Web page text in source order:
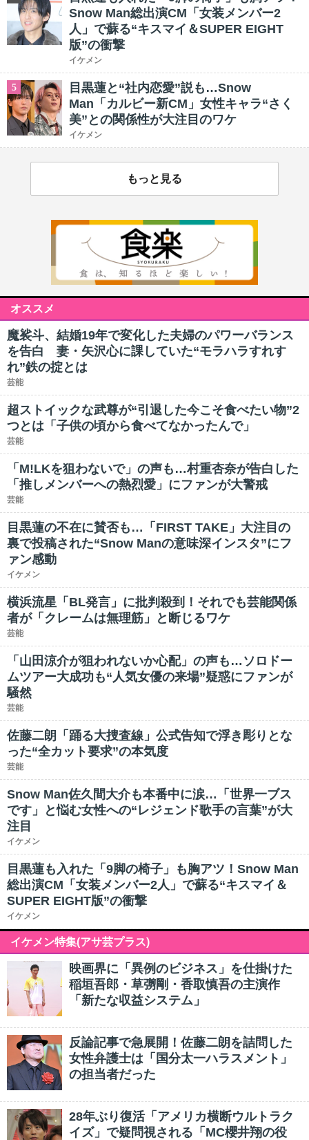
Snow Man総出演CM「女装メンバー2
人」で蘇る“キスマイ＆SUPER EIGHT
版”の衝撃
イケメン
5
目黒蓮と“社内恋愛”説も…Snow
Man「カルビー新CM」女性キャラ“さく
美”との関係性が大注目のワケ
イケメン
もっと見る
オススメ
魔裟斗、結婚19年で変化した夫婦のパワーバランス
を告白 妻・矢沢心に課していた“モラハラすれす
れ”鉄の掟とは
芸能
超ストイックな武尊が“引退した今こそ食べたい物”2
つとは「子供の頃から食べてなかったんで」
芸能
「M!LKを狙わないで」の声も…村重杏奈が告白した
「推しメンバーへの熱烈愛」にファンが大警戒
芸能
目黒蓮の不在に賛否も…「FIRST TAKE」大注目の
裏で投稿された“Snow Manの意味深インスタ”にフ
ァン感動
イケメン
横浜流星「BL発言」に批判殺到！それでも芸能関係
者が「クレームは無理筋」と断じるワケ
芸能
「山田涼介が狙われないか心配」の声も…ソロドー
ムツアー大成功も“人気女優の来場”疑惑にファンが
騒然
芸能
佐藤二朗「踊る大捜査線」公式告知で浮き彫りとな
った“全カット要求”の本気度
芸能
Snow Man佐久間大介も本番中に涙…「世界一ブス
です」と悩む女性への“レジェンド歌手の言葉”が大
注目
イケメン
目黒蓮も入れた「9脚の椅子」も胸アツ！Snow Man
総出演CM「女装メンバー2人」で蘇る“キスマイ＆
SUPER EIGHT版”の衝撃
イケメン
イケメン特集(アサ芸プラス)
映画界に「異例のビジネス」を仕掛けた
稲垣吾郎・草彅剛・香取慎吾の主演作
「新たな収益システム」
反論記事で急展開！佐藤二朗を詰問した
女性弁護士は「国分太一ハラスメント」
の担当者だった
28年ぶり復活「アメリカ横断ウルトラク
イズ」で疑問視される「MC櫻井翔の役